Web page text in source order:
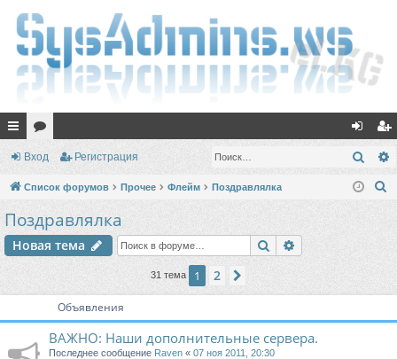
с
ы
и
ор хо
д
ег
ис
Вход Регистрация
Список форумов Прочее Флейм Поздравлялка
Поздравлялка
Новая тема Поиск
31 тема 1 2
Объявления
ВАЖНО: Наши дополнительные сервера.
Последнее сообщение Raven « 07 ноя 2011, 20:30